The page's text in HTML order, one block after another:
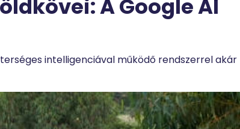
A Google AI
intelligenciával működő rendszerrel